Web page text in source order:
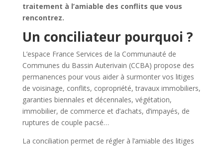
traitement à l’amiable des conflits que vous
rencontrez.
Un conciliateur pourquoi ?
L’espace France Services de la Communauté de
Communes du Bassin Auterivain (CCBA) propose des
permanences pour vous aider à surmonter vos litiges
de voisinage, conflits, copropriété, travaux immobiliers,
garanties biennales et décennales, végétation,
immobilier, de commerce et d’achats, d’impayés, de
ruptures de couple pacsé…
La conciliation permet de régler à l’amiable des litiges